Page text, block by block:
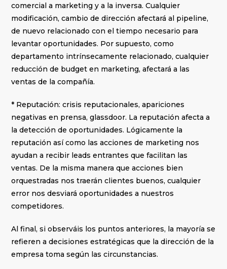
comercial a marketing y a la inversa. Cualquier
modificación, cambio de dirección afectará al pipeline,
de nuevo relacionado con el tiempo necesario para
levantar oportunidades. Por supuesto, como
departamento intrínsecamente relacionado, cualquier
reducción de budget en marketing, afectará a las
ventas de la compañía.
* Reputación: crisis reputacionales, apariciones
negativas en prensa, glassdoor. La reputación afecta a
la detección de oportunidades. Lógicamente la
reputación así como las acciones de marketing nos
ayudan a recibir leads entrantes que facilitan las
ventas. De la misma manera que acciones bien
orquestradas nos traerán clientes buenos, cualquier
error nos desviará oportunidades a nuestros
competidores.
Al final, si observáis los puntos anteriores, la mayoría se
refieren a decisiones estratégicas que la dirección de la
empresa toma según las circunstancias.